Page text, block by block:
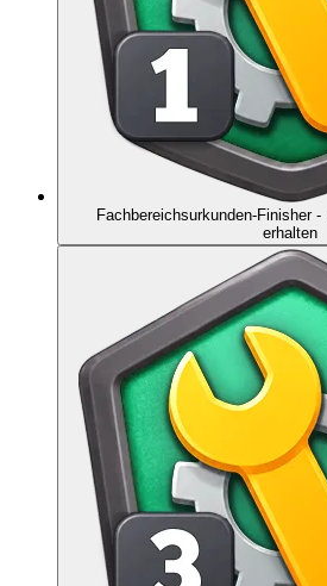
Fachbereichsurkunden-Finisher -
erhalten